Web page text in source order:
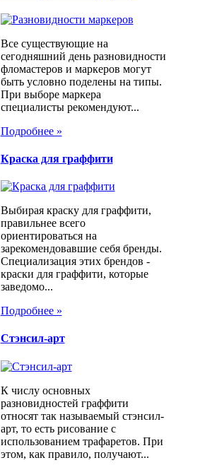
Все существующие на
сегодняшний день разновидности
фломастеров и маркеров могут
быть условно поделены на типы.
При выборе маркера
специалисты рекомендуют...
Подробнее »
Краска для граффити
Выбирая краску для граффити,
правильнее всего
ориентироваться на
зарекомендовавшие себя бренды.
Специализация этих брендов -
краски для граффити, которые
заведомо...
Подробнее »
Стэнсил-арт
К числу основных
разновидностей граффити
относят так называемый стэнсил-
арт, то есть рисование с
использованием трафаретов. При
этом, как правило, получают...